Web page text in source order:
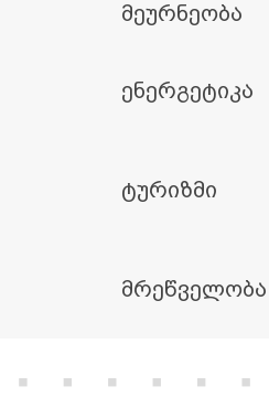
მეურნეობა
ენერგეტიკა
ტურიზმი
მრეწველობა